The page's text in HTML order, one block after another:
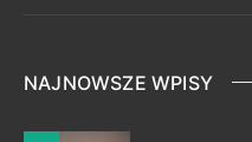
NAJNOWSZE WPISY